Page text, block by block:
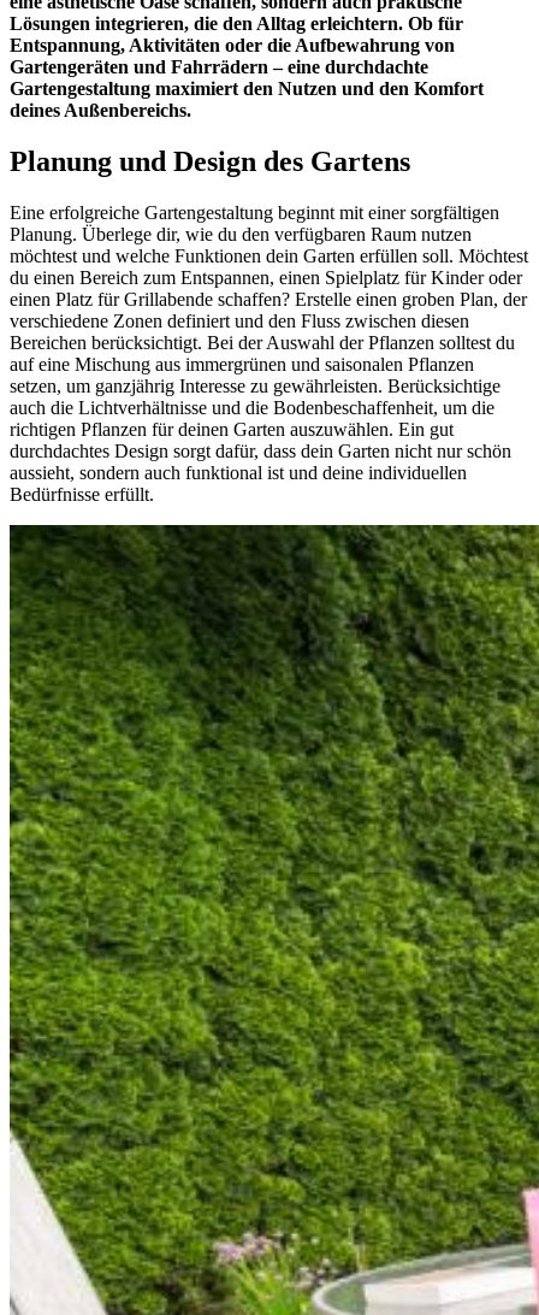
Lösungen integrieren, die den Alltag erleichtern. Ob für
Entspannung, Aktivitäten oder die Aufbewahrung von
Gartengeräten und Fahrrädern – eine durchdachte
Gartengestaltung maximiert den Nutzen und den Komfort
deines Außenbereichs.
Planung und Design des Gartens
Eine erfolgreiche Gartengestaltung beginnt mit einer sorgfältigen
Planung. Überlege dir, wie du den verfügbaren Raum nutzen
möchtest und welche Funktionen dein Garten erfüllen soll. Möchtest
du einen Bereich zum Entspannen, einen Spielplatz für Kinder oder
einen Platz für Grillabende schaffen? Erstelle einen groben Plan, der
verschiedene Zonen definiert und den Fluss zwischen diesen
Bereichen berücksichtigt. Bei der Auswahl der Pflanzen solltest du
auf eine Mischung aus immergrünen und saisonalen Pflanzen
setzen, um ganzjährig Interesse zu gewährleisten. Berücksichtige
auch die Lichtverhältnisse und die Bodenbeschaffenheit, um die
richtigen Pflanzen für deinen Garten auszuwählen. Ein gut
durchdachtes Design sorgt dafür, dass dein Garten nicht nur schön
aussieht, sondern auch funktional ist und deine individuellen
Bedürfnisse erfüllt.